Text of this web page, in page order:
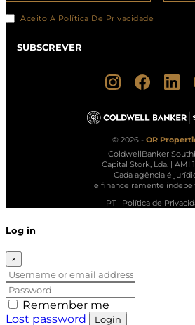
Aceito A Política De Privacidade
© 2026 - OR
ColdwellBanker
Capital Stork, Lda. | AMI
Cada agência é
e financeiramente
PT| Política de
Log in
×
Remember me
Lost password
Login